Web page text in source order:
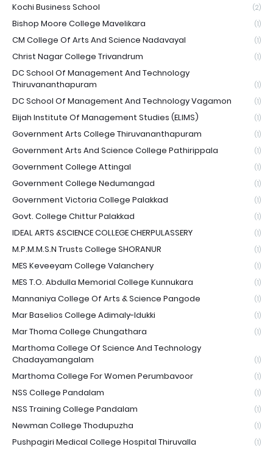
Kochi Business School (2)
Bishop Moore College Mavelikara (1)
CM College Of Arts And Science Nadavayal (1)
Christ Nagar College Trivandrum (1)
DC School Of Management And Technology
Thiruvananthapuram
(1)
DC School Of Management And Technology Vagamon (1)
Elijah Institute Of Management Studies (ELIMS) (1)
Government Arts College Thiruvananthapuram (1)
Government Arts And Science College Pathirippala (1)
Government College Attingal (1)
Government College Nedumangad (1)
Government Victoria College Palakkad (1)
Govt. College Chittur Palakkad (1)
IDEAL ARTS &SCIENCE COLLEGE CHERPULASSERY (1)
M.P.M.M.S.N Trusts College SHORANUR (1)
MES Keveeyam College Valanchery (1)
MES T.O. Abdulla Memorial College Kunnukara (1)
Mannaniya College Of Arts & Science Pangode (1)
Mar Baselios College Adimaly-Idukki (1)
Mar Thoma College Chungathara (1)
Marthoma College Of Science And Technology
Chadayamangalam
(1)
Marthoma College For Women Perumbavoor (1)
NSS College Pandalam (1)
NSS Training College Pandalam (1)
Newman College Thodupuzha (1)
Pushpagiri Medical College Hospital Thiruvalla (1)